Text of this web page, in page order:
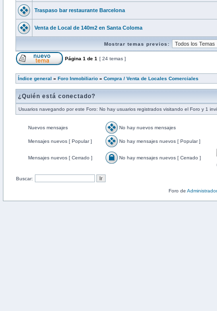
Traspaso bar restaurante Barcelona
Venta de Local de 140m2 en Santa Coloma
Mostrar temas previos:
Página 1 de 1 [ 24 temas ]
Índice general » Foro Inmobiliario » Compra / Venta de Locales Comerciales
¿Quién está conectado?
Usuarios navegando por este Foro: No hay usuarios registrados visitando el Foro y 1
Nuevos mensajes No hay nuevos mensajes
Mensajes nuevos [ Popular ] No hay mensajes nuevos [ Popular ]
Mensajes nuevos [ Cerrado ] No hay mensajes nuevos [ Cerrado ]
Buscar:
Foro de